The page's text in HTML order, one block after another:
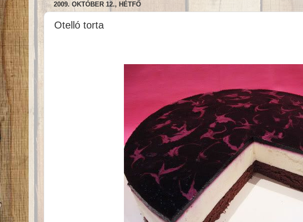
2009. OKTÓBER 12., HÉTFŐ
Otelló torta